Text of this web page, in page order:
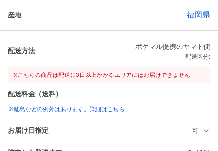
産地 福岡県
配送方法
ポケマル提携のヤマト便
配送区分:
※こちらの商品は配送に3日以上かかるエリアにはお届けできません
配送料金（送料）
※離島などの例外はあります。詳細はこちら
お届け日指定 可